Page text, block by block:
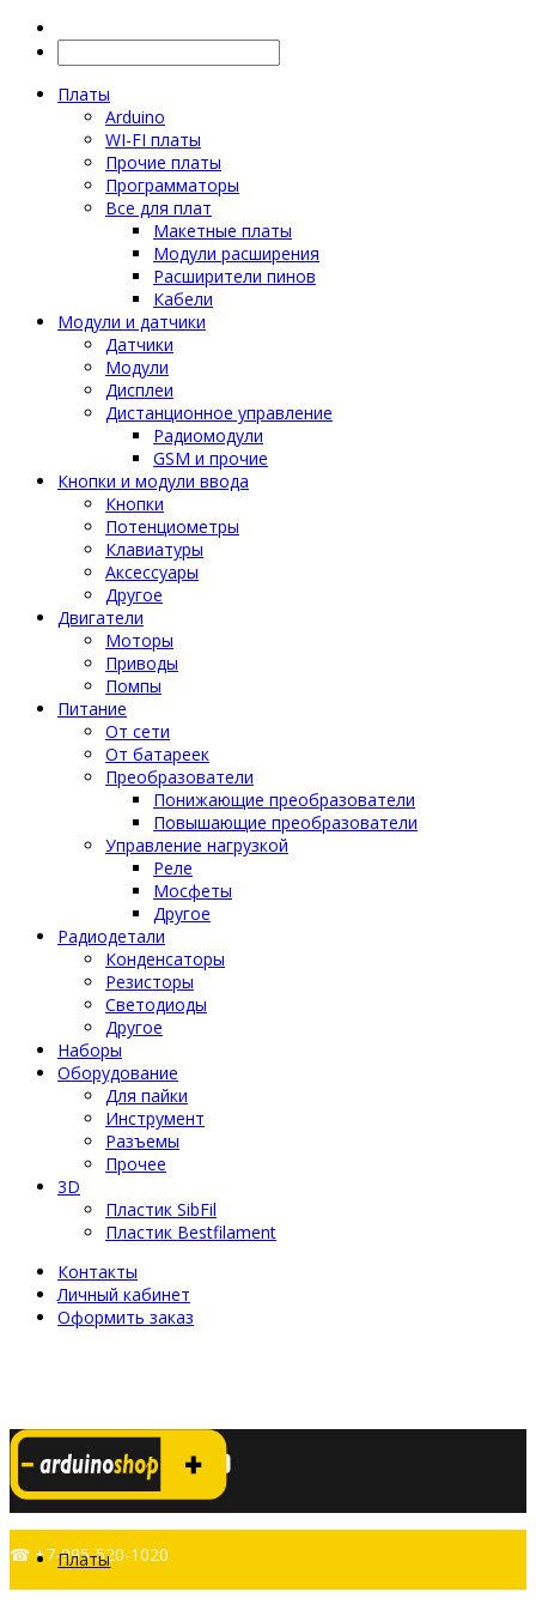
Платы
Arduino
WI-FI платы
Прочие платы
Программаторы
Все для плат
Макетные платы
Модули расширения
Расширители пинов
Кабели
Модули и датчики
Датчики
Модули
Дисплеи
Дистанционное управление
Радиомодули
GSM и прочие
Кнопки и модули ввода
Кнопки
Потенциометры
Клавиатуры
Аксессуары
Другое
Двигатели
Моторы
Приводы
Помпы
Питание
От сети
От батареек
Преобразователи
Понижающие преобразователи
Повышающие преобразователи
Управление нагрузкой
Реле
Мосфеты
Другое
Радиодетали
Конденсаторы
Резисторы
Светодиоды
Другое
Наборы
Оборудование
Для пайки
Инструмент
Разъемы
Прочее
3D
Пластик SibFil
Пластик Bestfilament
Контакты
Личный кабинет
Оформить заказ
☎ +7-995-520-1020
Платы